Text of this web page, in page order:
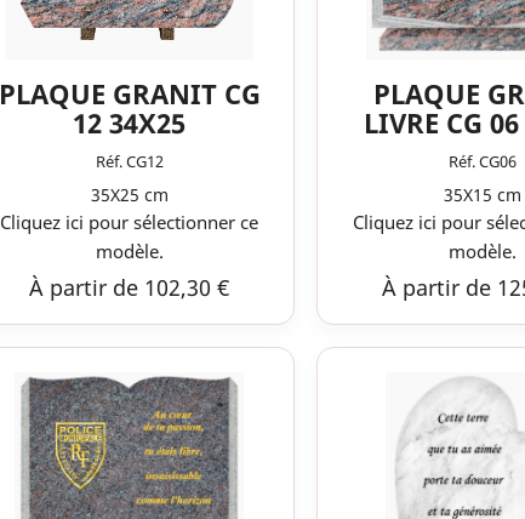
PLAQUE GRANIT CG
12 34X25
Réf. CG12
35X25 cm
Cliquez ici pour sélectionner ce
modèle.
À partir de 102,30 €
PLAQUE
LIVRE CG
Réf. CG06
35X15 cm
Cliquez ici pour
modèle.
À partir de